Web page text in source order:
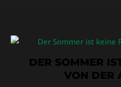
DER SOMMER
VON DER